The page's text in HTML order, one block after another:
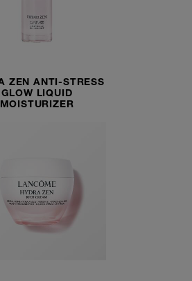
ZEN ANTI-STRESS
GLOW LIQUID
MOISTURIZER